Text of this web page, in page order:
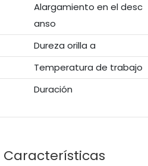
Alargamiento en el desc
anso
Dureza orilla a
Temperatura de trabajo
Duración
Características